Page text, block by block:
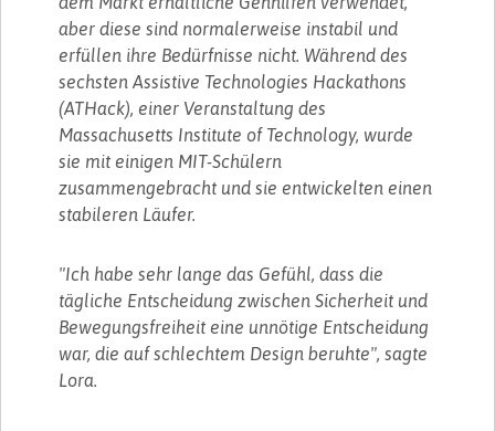
aber diese sind normalerweise instabil und
erfüllen ihre Bedürfnisse nicht. Während des
sechsten Assistive Technologies Hackathons
(ATHack), einer Veranstaltung des
Massachusetts Institute of Technology, wurde
sie mit einigen MIT-Schülern
zusammengebracht und sie entwickelten einen
stabileren Läufer.
"Ich habe sehr lange das Gefühl, dass die
tägliche Entscheidung zwischen Sicherheit und
Bewegungsfreiheit eine unnötige Entscheidung
war, die auf schlechtem Design beruhte", sagte
Lora.